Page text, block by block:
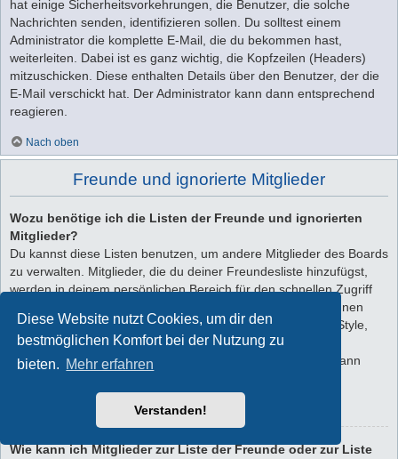
Diese Website nutzt Cookies, um dir den
bestmöglichen Komfort bei der Nutzung zu
bieten. Mehr erfahren
Verstanden!
hat einige Sicherheitsvorkehrungen, die Benutzer, die solche
Nachrichten senden, identifizieren sollen. Du solltest einem
Administrator die komplette E-Mail, die du bekommen hast,
weiterleiten. Dabei ist es ganz wichtig, die Kopfzeilen (Headers)
mitzuschicken. Diese enthalten Details über den Benutzer, der die
E-Mail verschickt hat. Der Administrator kann dann entsprechend
reagieren.
Nach oben
Freunde und ignorierte Mitglieder
Wozu benötige ich die Listen der Freunde und ignorierten
Mitglieder?
Du kannst diese Listen benutzen, um andere Mitglieder des Boards
zu verwalten. Mitglieder, die du deiner Freundesliste hinzufügst,
werden in deinem persönlichen Bereich für den schnellen Zugriff
aufgelistet. Du siehst dort deren Onlinestatus und kannst ihnen
schnell eine Private Nachricht senden. Abhängig von dem Style,
den du verwendest, können Beiträge deiner Freunde auch
hervorgehoben sein. Wenn du einen Benutzer ignorierst, dann
Wie kann ich Mitglieder zur Liste der Freunde oder zur Liste